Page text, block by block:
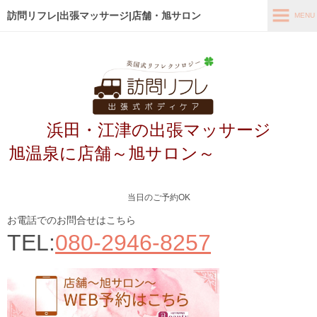
訪問リフレ|出張マッサージ|店舗・旭サロン
浜田・江津の出張マッサージ
旭温泉に店舗～旭サロン～
当日のご予約OK
お電話でのお問合せはこちら
TEL:080-2946-8257
MENU
店舗メニュー～旭サロン～
お客様の声
メディア掲載
あなたの最適なコース診断